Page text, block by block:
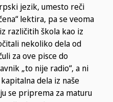
jezik, umesto reči
lektira, pa se veoma
različitih škola kao iz
nekoliko dela od
za ove pisce do
„to nije radio“, a ni
dela iz naše
se priprema za maturu